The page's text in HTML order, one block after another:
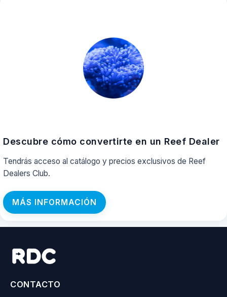
Descubre cómo convertirte en un Reef Dealer
Tendrás acceso al catálogo y precios exclusivos de Reef
Dealers Club.
MÁS INFORMACIÓN
CONTACTO